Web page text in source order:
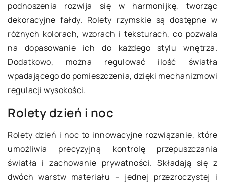
podnoszenia rozwija się w harmonijkę, tworząc
dekoracyjne fałdy. Rolety rzymskie są dostępne w
różnych kolorach, wzorach i teksturach, co pozwala
na dopasowanie ich do każdego stylu wnętrza.
Dodatkowo, można regulować ilość światła
wpadającego do pomieszczenia, dzięki mechanizmowi
regulacji wysokości.
Rolety dzień i noc
Rolety dzień i noc to innowacyjne rozwiązanie, które
umożliwia precyzyjną kontrolę przepuszczania
światła i zachowanie prywatności. Składają się z
dwóch warstw materiału – jednej przezroczystej i